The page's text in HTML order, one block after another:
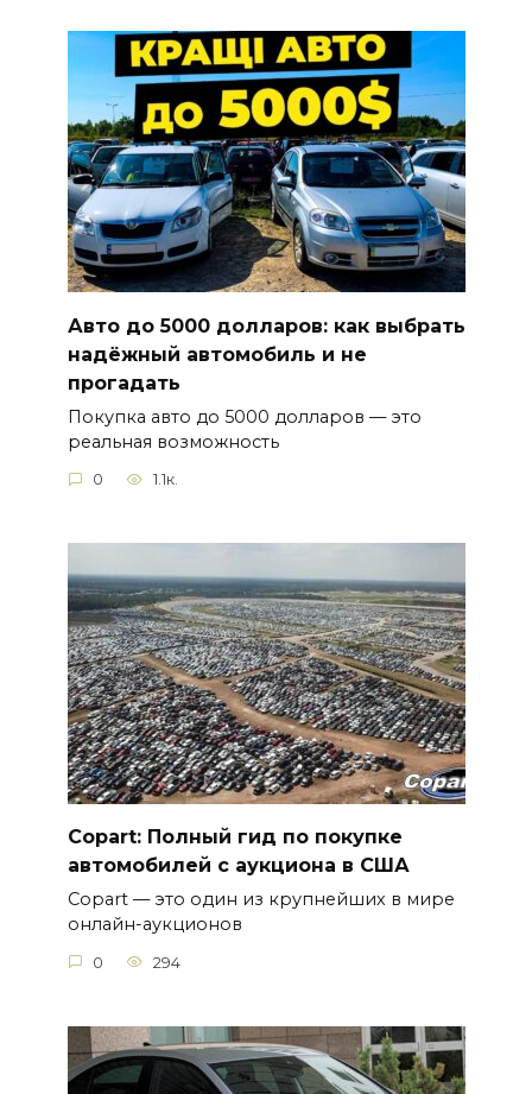
Авто до 5000 долларов: как выбрать
надёжный автомобиль и не
прогадать
Покупка авто до 5000 долларов — это
реальная возможность
0 1.1к.
Copart: Полный гид по покупке
автомобилей с аукциона в США
Copart — это один из крупнейших в мире
онлайн-аукционов
0 294